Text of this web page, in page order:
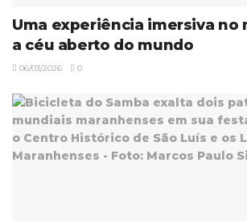
Uma experiência imersiva no
a céu aberto do mundo
06/03/2026 0